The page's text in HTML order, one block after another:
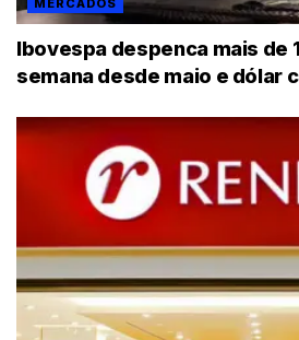
MERCADOS
Ibovespa despenca mais de
semana desde maio e dólar